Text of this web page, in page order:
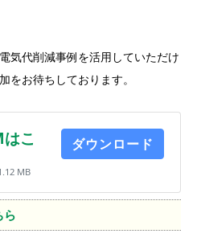
気代削減事例を活用していただけ
をお待ちしております。
こ
MB
ダウンロード
ら